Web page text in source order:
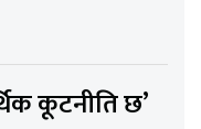
कूटनीति छ’